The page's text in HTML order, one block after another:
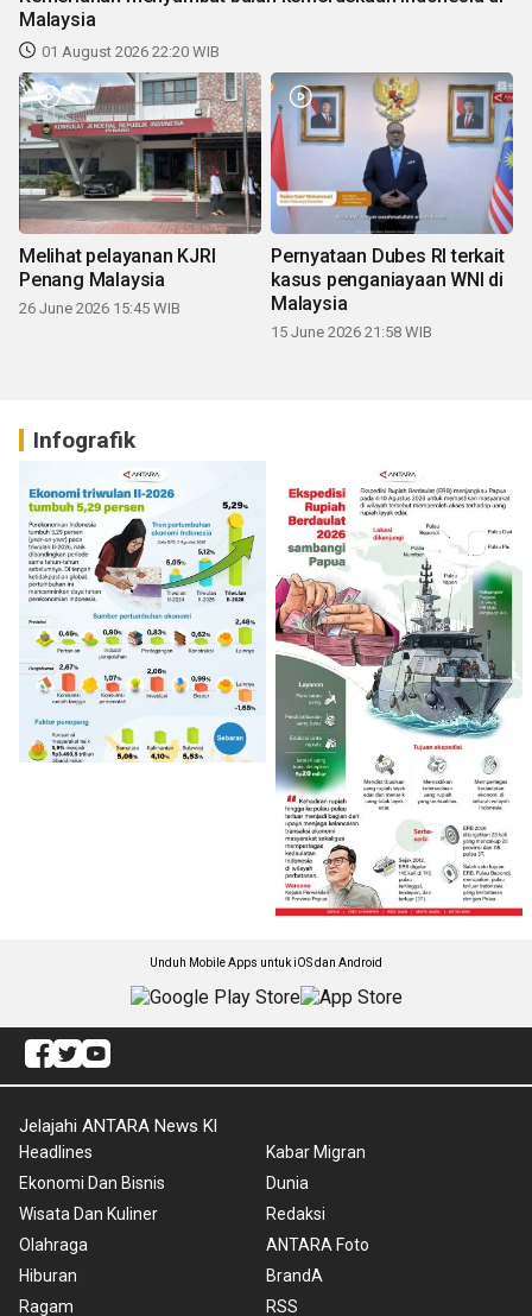
Malaysia
01 August 2026 22:20 WIB
Melihat pelayanan KJRI
Penang Malaysia
26 June 2026 15:45 WIB
Pernyataan Dubes RI terkait
kasus penganiayaan WNI di
Malaysia
15 June 2026 21:58 WIB
Infografik
Unduh Mobile Apps untuk iOS dan Android
Jelajahi ANTARA News Kl
Headlines
Ekonomi Dan Bisnis
Wisata Dan Kuliner
Olahraga
Hiburan
Ragam
Kabar Migran
Dunia
Redaksi
ANTARA Foto
BrandA
RSS